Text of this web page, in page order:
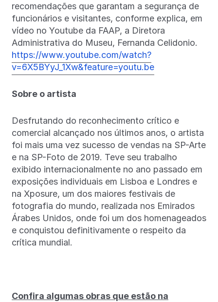
recomendações que garantam a segurança de
funcionários e visitantes, conforme explica, em
vídeo no Youtube da FAAP, a Diretora
Administrativa do Museu, Fernanda Celidonio.
https://www.youtube.com/watch?
v=6X5BYyJ_1Xw&feature=youtu.be
Sobre o artista
Desfrutando do reconhecimento crítico e
comercial alcançado nos últimos anos, o artista
foi mais uma vez sucesso de vendas na SP-Arte
e na SP-Foto de 2019. Teve seu trabalho
exibido internacionalmente no ano passado em
exposições individuais em Lisboa e Londres e
na Xposure, um dos maiores festivais de
fotografia do mundo, realizada nos Emirados
Árabes Unidos, onde foi um dos homenageados
e conquistou definitivamente o respeito da
crítica mundial.
Confira algumas obras que estão na